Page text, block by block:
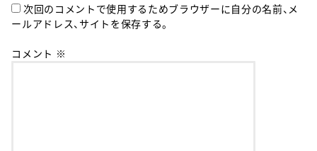
次回のコメントで使用するためブラウザーに自分の名前、メ
ールアドレス、サイトを保存する。
コメント ※